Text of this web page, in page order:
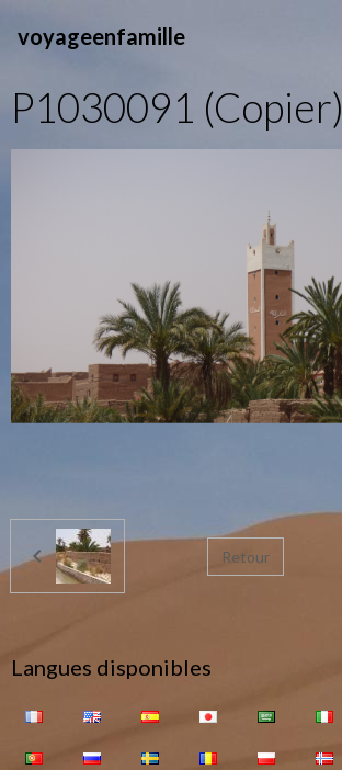
voyageenfamille
P1030091 (Copier)
Retour
Langues disponibles